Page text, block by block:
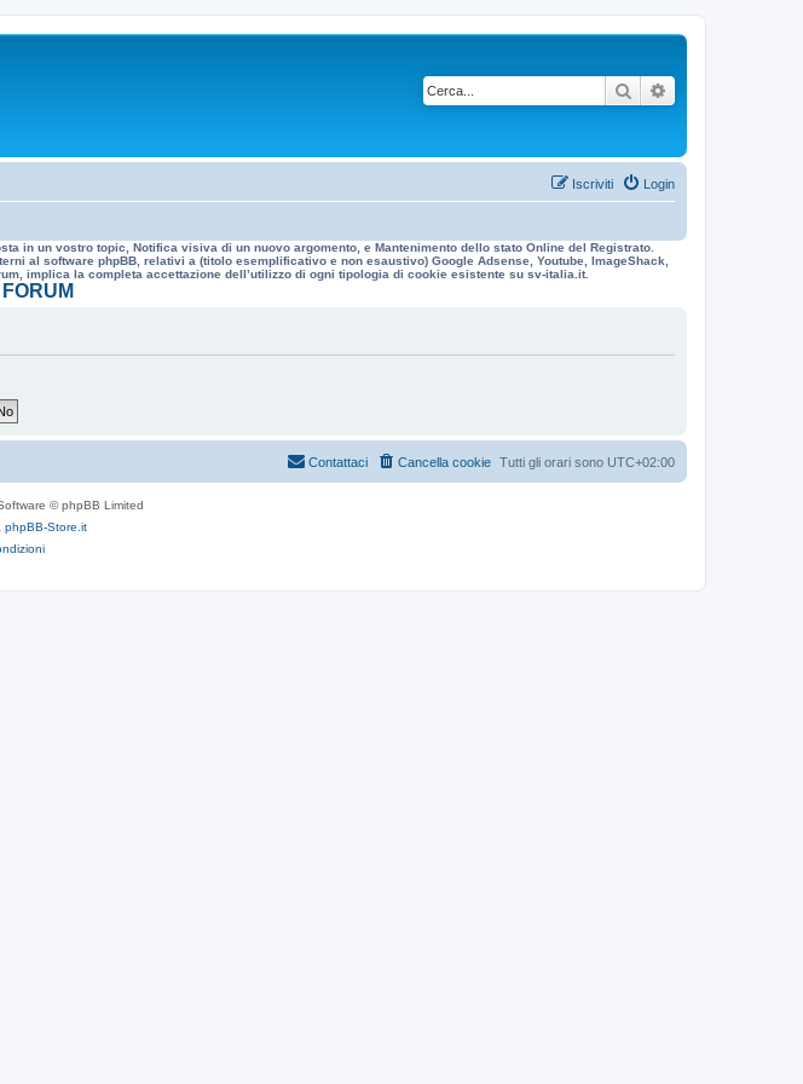
Cerca
Login
Iscriviti
in un vostro topic, Notifica visiva di un nuovo argomento, e Mantenimento dello stato Online del Registrato.
al software phpBB, relativi a (titolo esemplificativo e non esaustivo) Google Adsense, Youtube, ImageShack,
implica la completa accettazione dell’utilizzo di ogni tipologia di cookie esistente su sv-italia.it.
Tutti gli orari sono UTC+02:00
Cancella cookie
Contattaci
© phpBB Limited
phpBB-Store.it